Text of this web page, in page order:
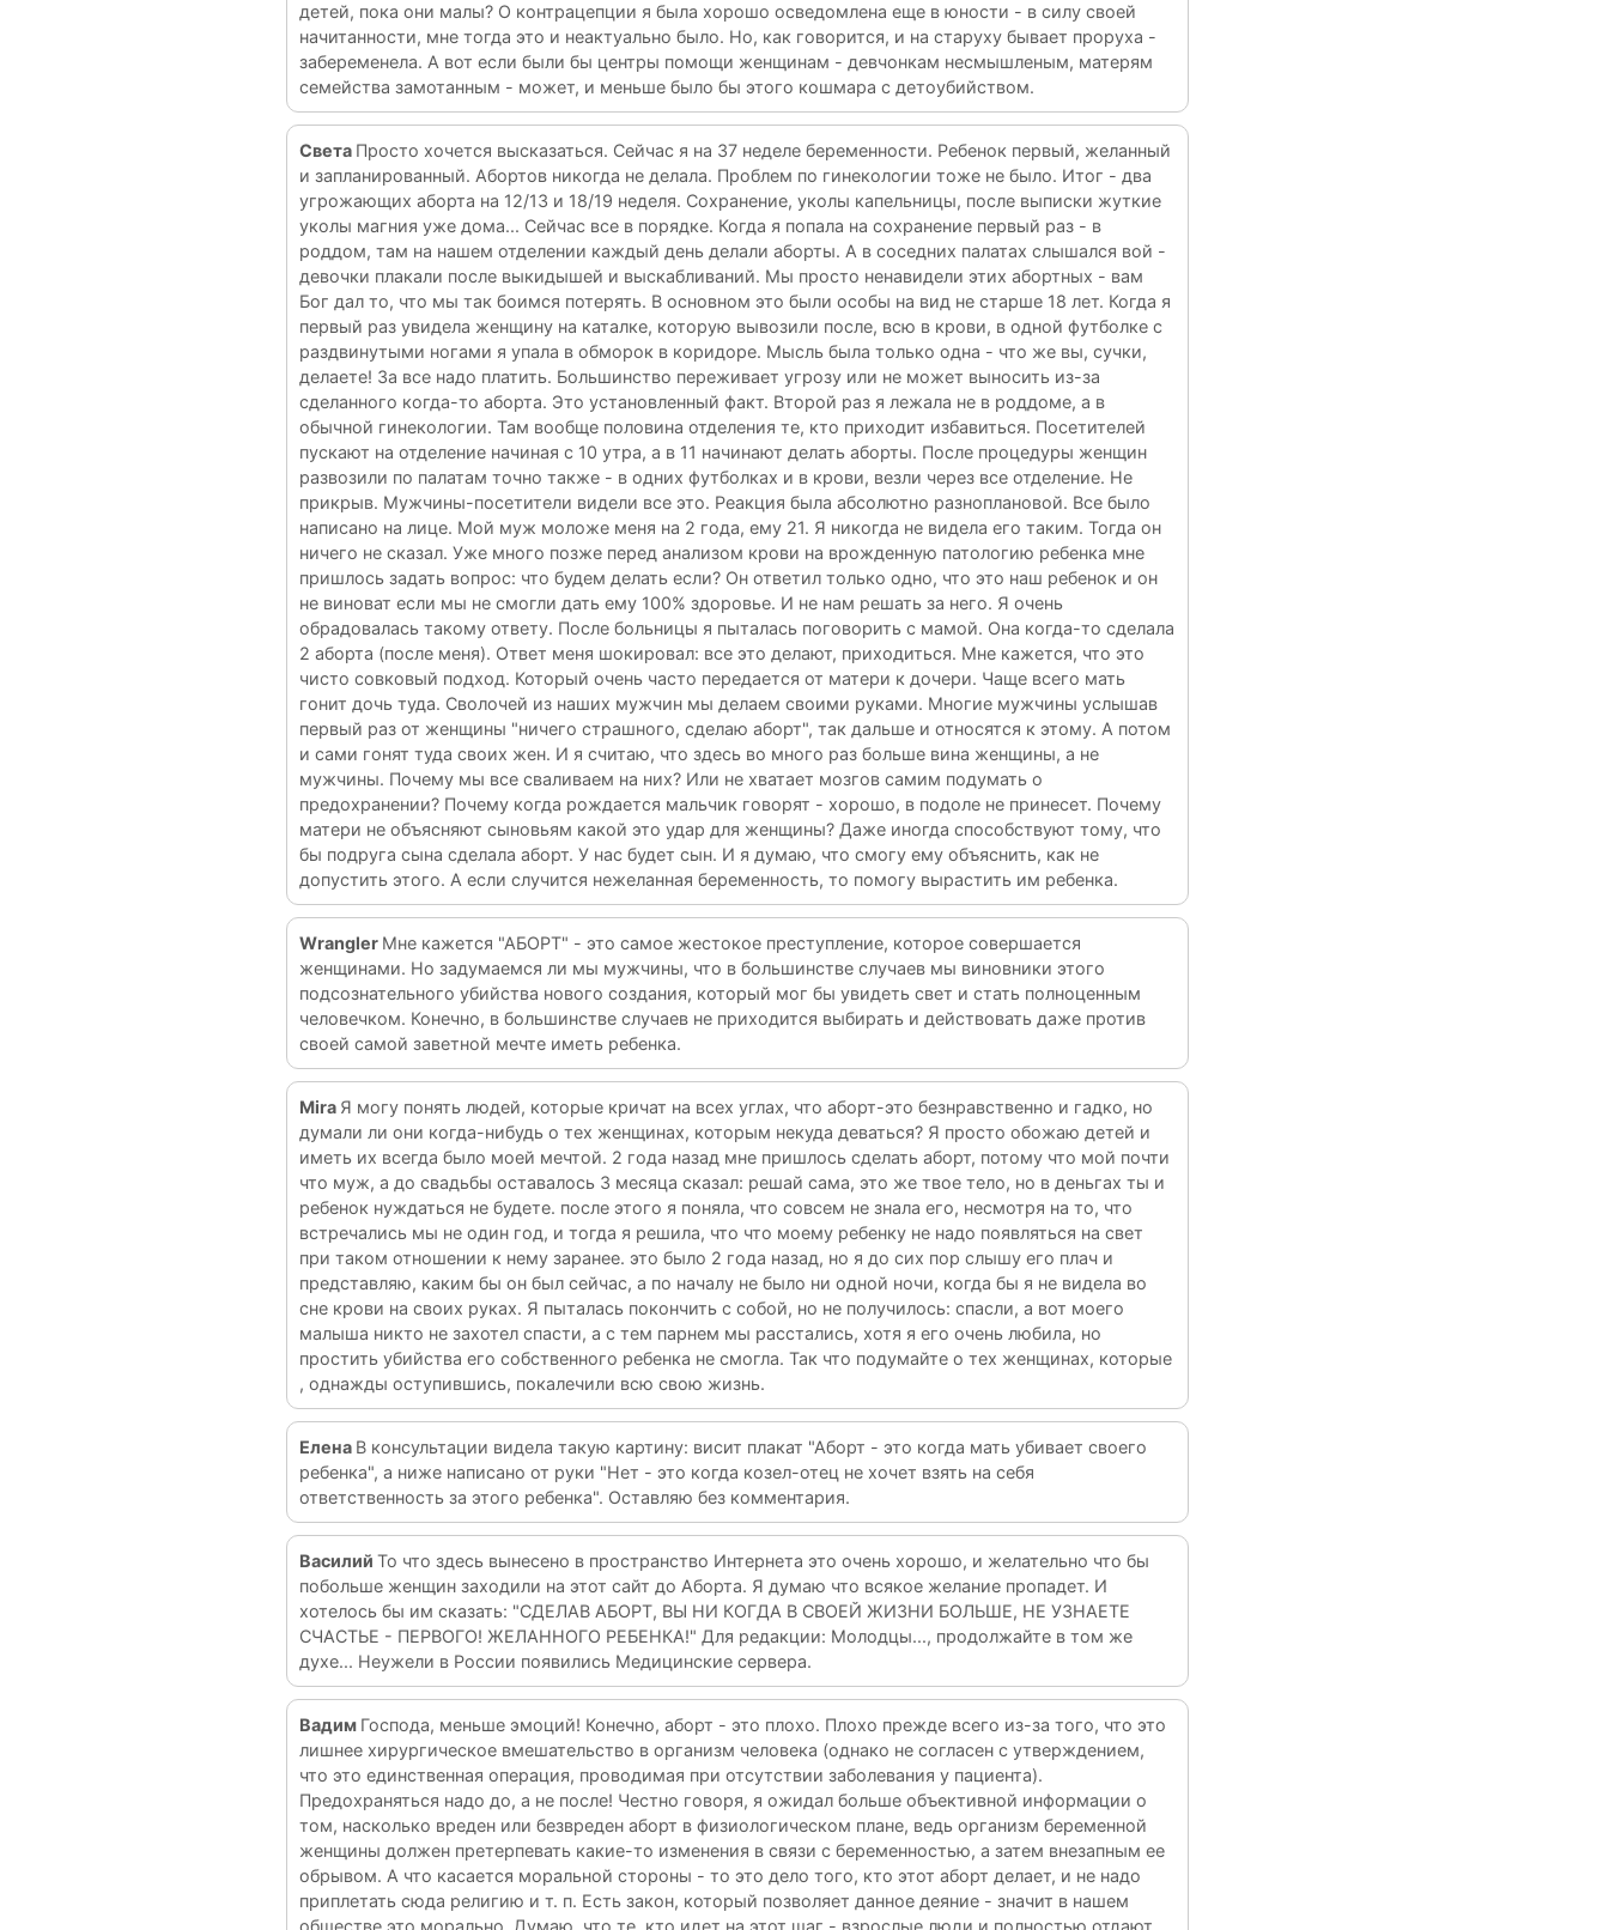
детей, пока они малы? О контрацепции я была хорошо осведомлена еще в юности - в силу своей
начитанности, мне тогда это и неактуально было. Но, как говорится, и на старуху бывает проруха -
забеременела. А вот если были бы центры помощи женщинам - девчонкам несмышленым, матерям
семейства замотанным - может, и меньше было бы этого кошмара с детоубийством.
Света Просто хочется высказаться. Сейчас я на 37 неделе беременности. Ребенок первый, желанный
и запланированный. Абортов никогда не делала. Проблем по гинекологии тоже не было. Итог - два
угрожающих аборта на 12/13 и 18/19 неделя. Сохранение, уколы капельницы, после выписки жуткие
уколы магния уже дома... Сейчас все в порядке. Когда я попала на сохранение первый раз - в
роддом, там на нашем отделении каждый день делали аборты. А в соседних палатах слышался вой -
девочки плакали после выкидышей и выскабливаний. Мы просто ненавидели этих абортных - вам
Бог дал то, что мы так боимся потерять. В основном это были особы на вид не старше 18 лет. Когда я
первый раз увидела женщину на каталке, которую вывозили после, всю в крови, в одной футболке с
раздвинутыми ногами я упала в обморок в коридоре. Мысль была только одна - что же вы, сучки,
делаете! За все надо платить. Большинство переживает угрозу или не может выносить из-за
сделанного когда-то аборта. Это установленный факт. Второй раз я лежала не в роддоме, а в
обычной гинекологии. Там вообще половина отделения те, кто приходит избавиться. Посетителей
пускают на отделение начиная с 10 утра, а в 11 начинают делать аборты. После процедуры женщин
развозили по палатам точно также - в одних футболках и в крови, везли через все отделение. Не
прикрыв. Мужчины-посетители видели все это. Реакция была абсолютно разноплановой. Все было
написано на лице. Мой муж моложе меня на 2 года, ему 21. Я никогда не видела его таким. Тогда он
ничего не сказал. Уже много позже перед анализом крови на врожденную патологию ребенка мне
пришлось задать вопрос: что будем делать если? Он ответил только одно, что это наш ребенок и он
не виноват если мы не смогли дать ему 100% здоровье. И не нам решать за него. Я очень
обрадовалась такому ответу. После больницы я пыталась поговорить с мамой. Она когда-то сделала
2 аборта (после меня). Ответ меня шокировал: все это делают, приходиться. Мне кажется, что это
чисто совковый подход. Который очень часто передается от матери к дочери. Чаще всего мать
гонит дочь туда. Сволочей из наших мужчин мы делаем своими руками. Многие мужчины услышав
первый раз от женщины "ничего страшного, сделаю аборт", так дальше и относятся к этому. А потом
и сами гонят туда своих жен. И я считаю, что здесь во много раз больше вина женщины, а не
мужчины. Почему мы все сваливаем на них? Или не хватает мозгов самим подумать о
предохранении? Почему когда рождается мальчик говорят - хорошо, в подоле не принесет. Почему
матери не объясняют сыновьям какой это удар для женщины? Даже иногда способствуют тому, что
бы подруга сына сделала аборт. У нас будет сын. И я думаю, что смогу ему объяснить, как не
допустить этого. А если случится нежеланная беременность, то помогу вырастить им ребенка.
Wrangler Мне кажется "АБОРТ" - это самое жестокое преступление, которое совершается
женщинами. Но задумаемся ли мы мужчины, что в большинстве случаев мы виновники этого
подсознательного убийства нового создания, который мог бы увидеть свет и стать полноценным
человечком. Конечно, в большинстве случаев не приходится выбирать и действовать даже против
своей самой заветной мечте иметь ребенка.
Mira Я могу понять людей, которые кричат на всех углах, что аборт-это безнравственно и гадко, но
думали ли они когда-нибудь о тех женщинах, которым некуда деваться? Я просто обожаю детей и
иметь их всегда было моей мечтой. 2 года назад мне пришлось сделать аборт, потому что мой почти
что муж, а до свадьбы оставалось 3 месяца сказал: решай сама, это же твое тело, но в деньгах ты и
ребенок нуждаться не будете. после этого я поняла, что совсем не знала его, несмотря на то, что
встречались мы не один год, и тогда я решила, что что моему ребенку не надо появляться на свет
при таком отношении к нему заранее. это было 2 года назад, но я до сих пор слышу его плач и
представляю, каким бы он был сейчас, а по началу не было ни одной ночи, когда бы я не видела во
сне крови на своих руках. Я пыталась покончить с собой, но не получилось: спасли, а вот моего
малыша никто не захотел спасти, а с тем парнем мы расстались, хотя я его очень любила, но
простить убийства его собственного ребенка не смогла. Так что подумайте о тех женщинах, которые
, однажды оступившись, покалечили всю свою жизнь.
Елена В консультации видела такую картину: висит плакат "Аборт - это когда мать убивает своего
ребенка", а ниже написано от руки "Нет - это когда козел-отец не хочет взять на себя
ответственность за этого ребенка". Оставляю без комментария.
Василий То что здесь вынесено в пространство Интернета это очень хорошо, и желательно что бы
побольше женщин заходили на этот сайт до Аборта. Я думаю что всякое желание пропадет. И
хотелось бы им сказать: "СДЕЛАВ АБОРТ, ВЫ НИ КОГДА В СВОЕЙ ЖИЗНИ БОЛЬШЕ, НЕ УЗНАЕТЕ
СЧАСТЬЕ - ПЕРВОГО! ЖЕЛАННОГО РЕБЕНКА!" Для редакции: Молодцы..., продолжайте в том же
духе... Неужели в России появились Медицинские сервера.
Вадим Господа, меньше эмоций! Конечно, аборт - это плохо. Плохо прежде всего из-за того, что это
лишнее хирургическое вмешательство в организм человека (однако не согласен с утверждением,
что это единственная операция, проводимая при отсутствии заболевания у пациента).
Предохраняться надо до, а не после! Честно говоря, я ожидал больше объективной информации о
том, насколько вреден или безвреден аборт в физиологическом плане, ведь организм беременной
женщины должен претерпевать какие-то изменения в связи с беременностью, а затем внезапным ее
обрывом. А что касается моральной стороны - то это дело того, кто этот аборт делает, и не надо
приплетать сюда религию и т. п. Есть закон, который позволяет данное деяние - значит в нашем
обществе это морально. Думаю, что те, кто идет на этот шаг - взрослые люди и полностью отдают